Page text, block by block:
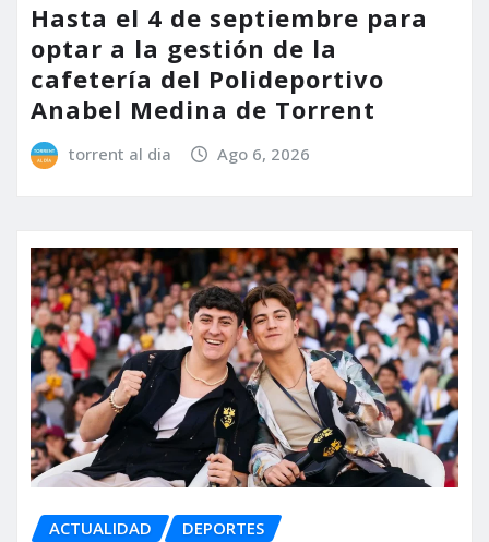
Hasta el 4 de septiembre para
optar a la gestión de la
cafetería del Polideportivo
Anabel Medina de Torrent
torrent al dia Ago 6, 2026
ACTUALIDAD DEPORTES